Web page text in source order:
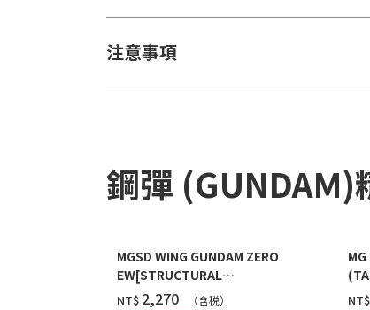
注意事項
鋼彈 (GUNDAM)
MGSD WING GUNDAM ZERO
EW[STRUCTURAL
COATING/BLACK] [2026年12月發送]
NT$ ‌2,270
（含税）
送]
NT$